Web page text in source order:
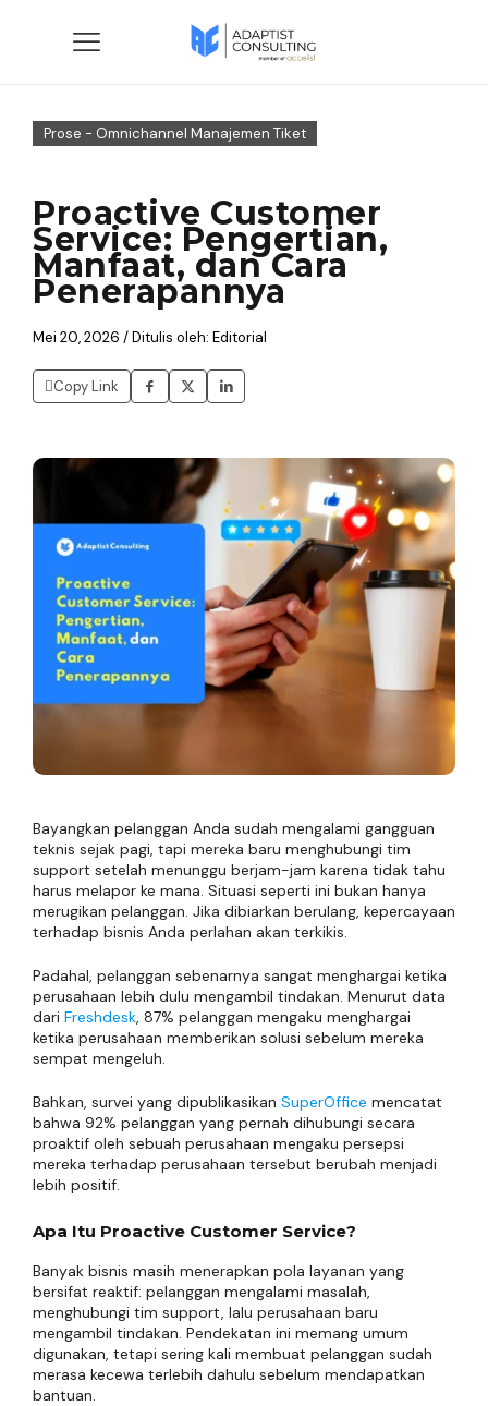
Prose - Omnichannel Manajemen Tiket
Proactive Customer
Service: Pengertian,
Manfaat, dan Cara
Penerapannya
Mei 20, 2026 / Ditulis oleh: Editorial
Copy Link
Bayangkan pelanggan Anda sudah mengalami gangguan
teknis sejak pagi, tapi mereka baru menghubungi tim
support setelah menunggu berjam-jam karena tidak tahu
harus melapor ke mana. Situasi seperti ini bukan hanya
merugikan pelanggan. Jika dibiarkan berulang, kepercayaan
terhadap bisnis Anda perlahan akan terkikis.
Padahal, pelanggan sebenarnya sangat menghargai ketika
perusahaan lebih dulu mengambil tindakan. Menurut data
dari Freshdesk, 87% pelanggan mengaku menghargai
ketika perusahaan memberikan solusi sebelum mereka
sempat mengeluh.
Bahkan, survei yang dipublikasikan SuperOffice mencatat
bahwa 92% pelanggan yang pernah dihubungi secara
proaktif oleh sebuah perusahaan mengaku persepsi
mereka terhadap perusahaan tersebut berubah menjadi
lebih positif.
Apa Itu Proactive Customer Service?
Banyak bisnis masih menerapkan pola layanan yang
bersifat reaktif: pelanggan mengalami masalah,
menghubungi tim support, lalu perusahaan baru
mengambil tindakan. Pendekatan ini memang umum
digunakan, tetapi sering kali membuat pelanggan sudah
merasa kecewa terlebih dahulu sebelum mendapatkan
bantuan.